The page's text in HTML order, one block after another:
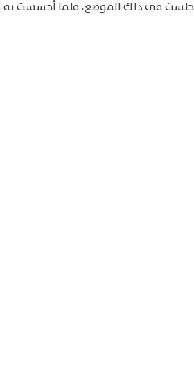
فجلست في ذلك الموضع، فلما أحسست